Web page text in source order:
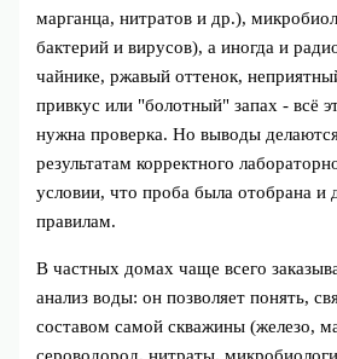
марганца, нитратов и др.),
бактерий и вирусов), а иногда и
чайнике, ржавый оттенок,
привкус или "болотный" запах - всё
нужна проверка. Но выводы
результатам корректного
условии, что проба была отобрана и
правилам.
В частных домах чаще всего
анализ воды: он позволяет понять,
составом самой скважины (железо,
сероводород, нитраты,